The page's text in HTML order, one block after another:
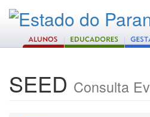
SEED Consulta